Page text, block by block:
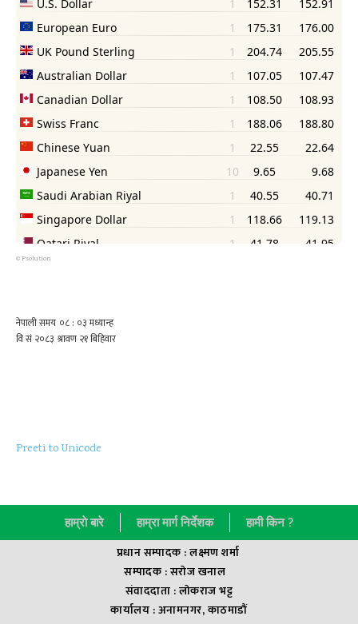
© Psolution
Preeti to Unicode
हाम्राे बारे हाम्रा मार्ग निर्देशक हामी किन ?
प्रधान सम्पादक : लक्ष्मण शर्मा
सम्पादक : सराेज खनाल
संवाददाता : लाेकराज भट्ट
कार्यालय : अनामनगर, काठमाडौं